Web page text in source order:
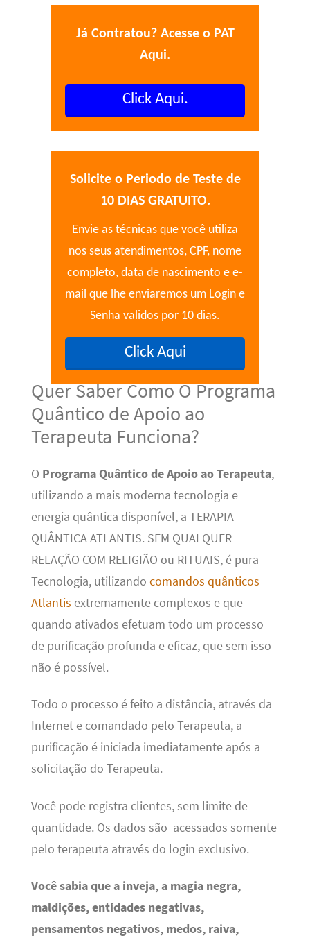
Já Contratou? Acesse o PAT
Aqui.
Click Aqui.
Solicite o Periodo de Teste de
10 DIAS GRATUITO.
Envie as técnicas que você utiliza
nos seus atendimentos, CPF, nome
completo, data de nascimento e e-
mail que lhe enviaremos um Login e
Senha validos por 10 dias.
Click Aqui
Quer Saber Como O Programa
Quântico de Apoio ao
Terapeuta Funciona?
O Programa Quântico de Apoio ao Terapeuta,
utilizando a mais moderna tecnologia e
energia quântica disponível, a TERAPIA
QUÂNTICA ATLANTIS. SEM QUALQUER
RELAÇÃO COM RELIGIÃO ou RITUAIS, é pura
Tecnologia, utilizando comandos quânticos
Atlantis extremamente complexos e que
quando ativados efetuam todo um processo
de purificação profunda e eficaz, que sem isso
não é possível.
Todo o processo é feito a distância, através da
Internet e comandado pelo Terapeuta, a
purificação é iniciada imediatamente após a
solicitação do Terapeuta.
Você pode registra clientes, sem limite de
quantidade. Os dados são acessados somente
pelo terapeuta através do login exclusivo.
Você sabia que a inveja, a magia negra,
maldições, entidades negativas,
pensamentos negativos, medos, raiva,